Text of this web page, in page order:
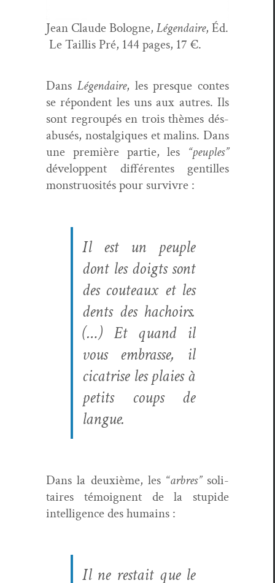
Jean Claude Bologne, Légendaire, Éd.
‎ Le Tail­lis Pré, 144 pages, 17 €.
Dans Légendaire, les presque con­tes
se répon­dent les uns aux autres. Ils
sont regroupés en trois thèmes dés­
abusés, nos­tal­giques et malins. Dans
une pre­mière par­tie, les “peu­ples”
dévelop­pent dif­férentes gen­tilles
mon­stru­osités pour survivre :
Il est un peu­ple
dont les doigts sont
des couteaux et les
dents des hachoirs.
(…) Et quand il
vous embrasse, il
cica­trise les plaies à
petits coups de
langue.
Dans la deux­ième, les “arbres”soli­
taires témoignent de la stu­pide
intel­li­gence des humains :
Il ne restait que le